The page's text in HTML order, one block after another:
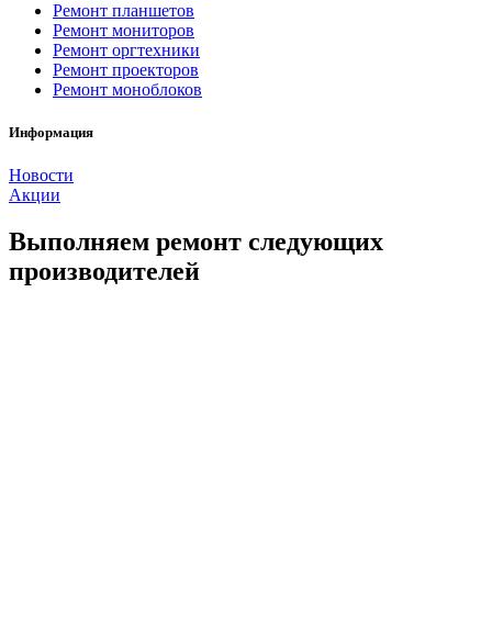
Ремонт планшетов
Ремонт мониторов
Ремонт оргтехники
Ремонт проекторов
Ремонт моноблоков
Информация
Новости
Акции
Выполняем ремонт следующих
производителей